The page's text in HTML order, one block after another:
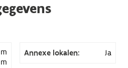
Annexe lokalen: Ja